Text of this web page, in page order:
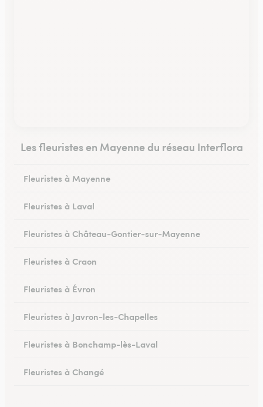
Les fleuristes en Mayenne du réseau Interflora
Fleuristes à Mayenne
Fleuristes à Laval
Fleuristes à Château-Gontier-sur-Mayenne
Fleuristes à Craon
Fleuristes à Évron
Fleuristes à Javron-les-Chapelles
Fleuristes à Bonchamp-lès-Laval
Fleuristes à Changé